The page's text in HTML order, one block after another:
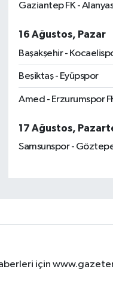
Gaziantep FK -
16 Ağustos, Pazar
Başakşehir -
Beşiktaş - Eyüpspor
Amed - Erzurumspor
17 Ağustos,
Samsunspor -
için